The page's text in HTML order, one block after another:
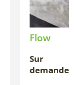
Flow
Sur
demande